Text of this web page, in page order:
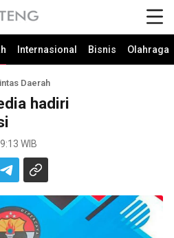
Internasional Bisnis Olahraga
Daerah
hadiri
WIB